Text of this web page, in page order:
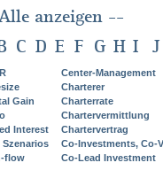
anzeigen --
C D E F G H I J
Gain
Interest
Szenarios
flow
Center-Management
Charterer
Charterrate
Chartervermittlung
Chartervertrag
Co-Investments, Co-
Co-Lead Investment